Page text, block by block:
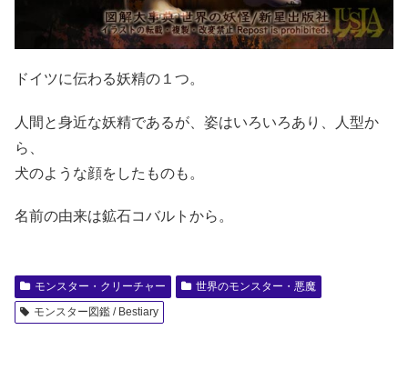
ドイツに伝わる妖精の１つ。
人間と身近な妖精であるが、姿はいろいろあり、人型か
ら、
犬のような顔をしたものも。
名前の由来は鉱石コバルトから。
モンスター・クリーチャー
世界のモンスター・悪魔
モンスター図鑑 / Bestiary